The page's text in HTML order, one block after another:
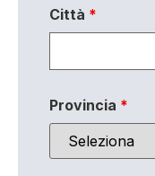
Città *
Provincia *